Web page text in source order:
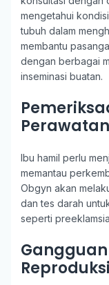
mengetahui
tubuh dalam
membantu
dengan berbagai
inseminasi buatan.
Ibu hamil perlu
memantau
Obgyn akan
dan tes darah
seperti
Reproduksi